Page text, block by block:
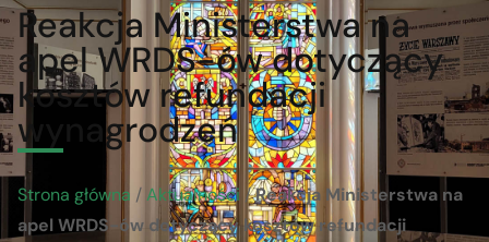
Reakcja Ministerstwa na
apel WRDS-ów dotyczący
kosztów refundacji
wynagrodzeń
Strona główna /Aktualności /Reakcja Ministerstwa na
apel WRDS-ów dotyczący kosztów refundacji